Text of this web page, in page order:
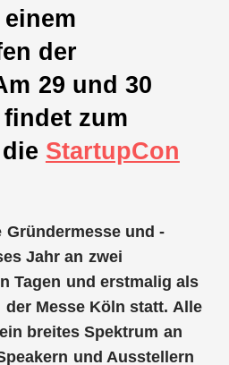
der
29 und 30
zum
StartupCon
und -
Jahr an zwei
Tagen und erstmalig als
der Messe Köln statt. Alle
breites Spektrum an
und Ausstellern